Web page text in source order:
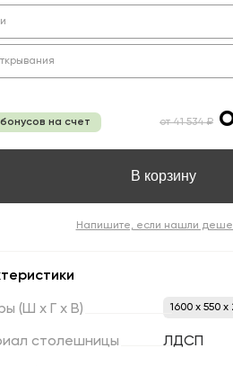
на счет от41 534 ₽
В корзину
Напишите, если нашли
(Ш х Г х В) 1600 x 550 x
столешницы ЛДСП